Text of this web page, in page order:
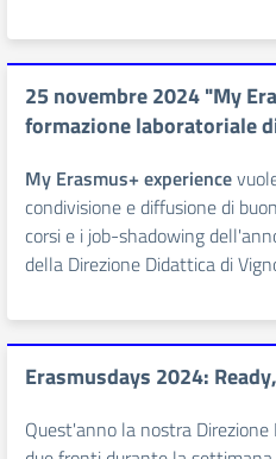
25 novembre 2024 "My
formazione laboratoriale
My Erasmus+ experience
condivisione e diffusione di
corsi e i job-shadowing
della Direzione Didattica di
Erasmusdays 2024:
Quest'anno la nostra